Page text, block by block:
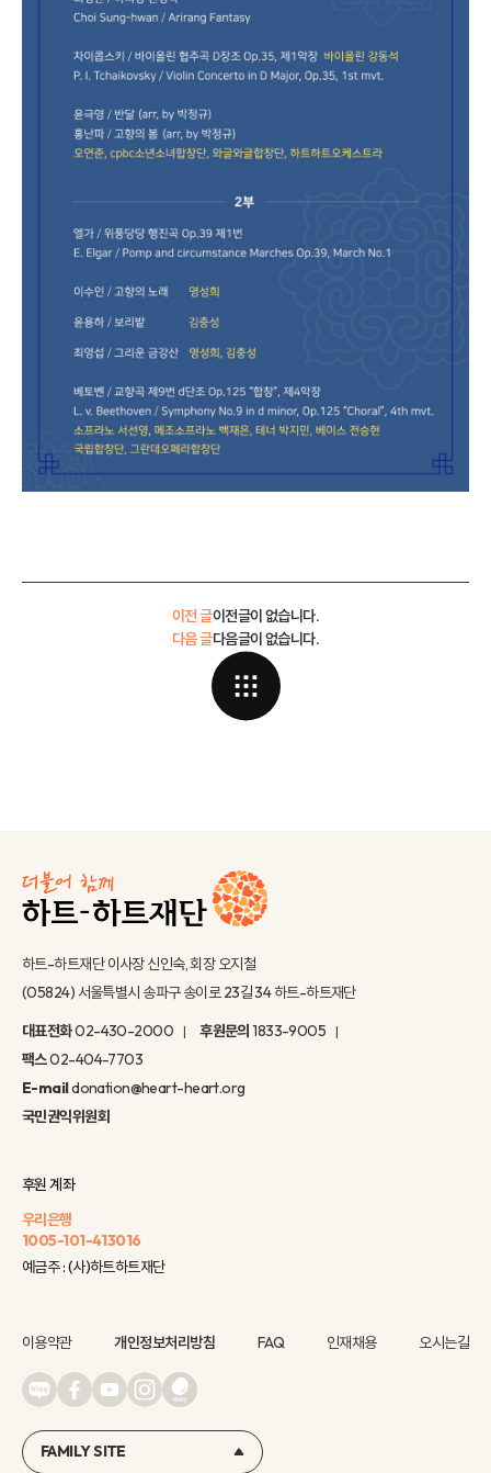
이전 글이전글이 없습니다.
다음글이 없습니다.
다음 글
하트-하트재단 이사장 신인숙, 회장 오지철
(05824) 서울특별시 송파구 송이로 23길 34 하트-하트재단
대표전화02-430-2000 후원문의1833-9005
팩스02-404-7703
E-maildonation@heart-heart.org
국민권익위원회
후원 계좌
우리은행
1005-101-413016
예금주 : (사)하트하트재단
이용약관 개인정보처리방침 FAQ 인재채용 오시는길
FAMILY SITE